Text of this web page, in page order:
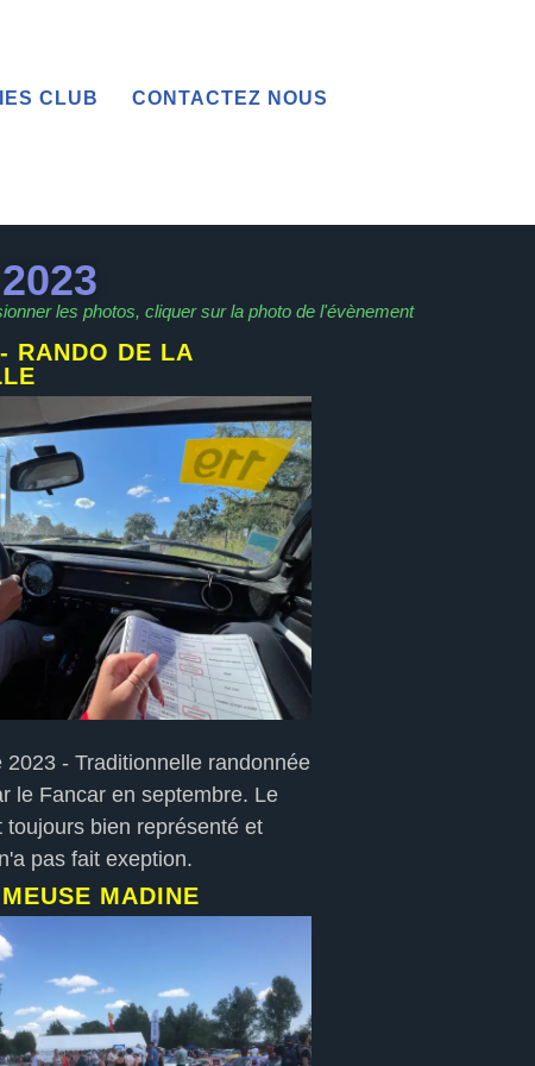
CLUB
CONTACTEZ NOUS
les photos, cliquer sur la photo de l'évènement
RANDO DE LA
2023 - Traditionnelle randonnée
le Fancar en septembre. Le
toujours bien représenté et
pas fait exeption.
MADINE